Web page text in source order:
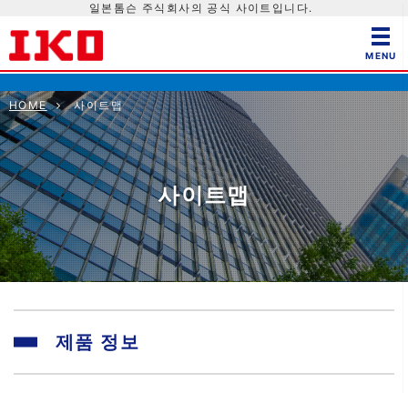
일본톰슨 주식회사의 공식 사이트입니다.
HOME 사이트맵
사이트맵
제품 정보